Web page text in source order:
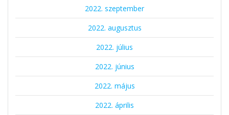
2022. szeptember
2022. augusztus
2022. július
2022. június
2022. május
2022. április